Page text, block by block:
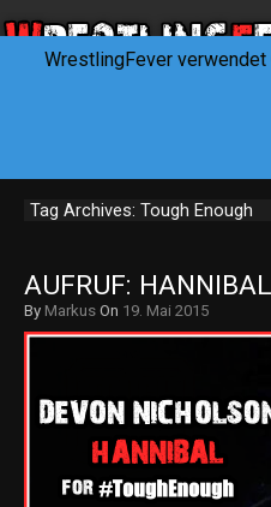
Tag Archives: Tough Enough
AUFRUF:
By Markus On 19. Mai 2015
WrestlingFever